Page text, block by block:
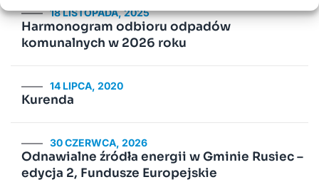
18 LISTOPADA, 2025
Harmonogram odbioru odpadów
komunalnych w 2026 roku
14 LIPCA, 2020
Kurenda
30 CZERWCA, 2026
Odnawialne źródła energii w Gminie Rusiec –
edycja 2, Fundusze Europejskie